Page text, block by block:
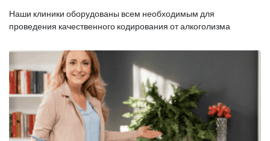
Наши клиники оборудованы всем необходимым для
проведения качественного кодирования от алкоголизма